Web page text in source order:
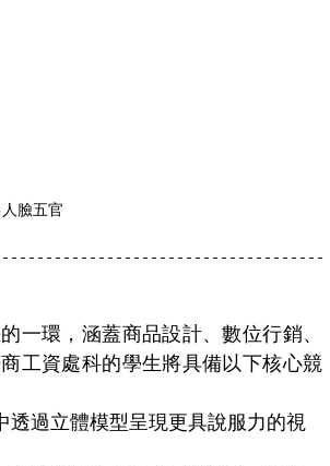
臉五官
一環，涵蓋商品設計、數位行銷、
工資處科的學生將具備以下核心競
透過立體模型呈現更具說服力的視